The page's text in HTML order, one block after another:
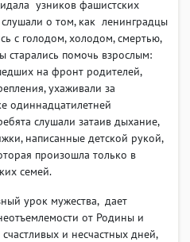
узников фашистских
о том, как ленинградцы
с голодом, холодом, смертью,
старались помочь взрослым:
на фронт родителей,
ухаживали за
одиннадцатилетней
слушали затаив дыхание,
написанные детской рукой,
произошла только в
семей.
урок мужества, дает
от Родины и
и несчастных дней,